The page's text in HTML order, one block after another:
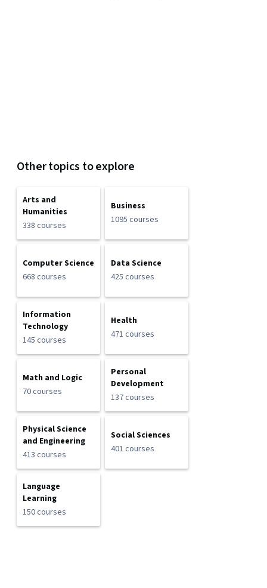
Other topics to explore
Arts and
Humanities
338 courses
Business
1095 courses
Computer Science
668 courses
Data Science
425 courses
Information
Technology
145 courses
Health
471 courses
Math and Logic
70 courses
Personal
Development
137 courses
Physical Science
and Engineering
413 courses
Social Sciences
401 courses
Language
Learning
150 courses